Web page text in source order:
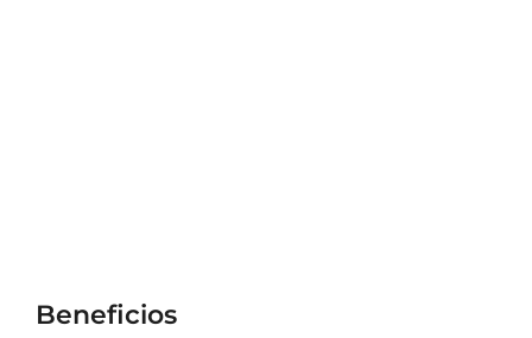
Beneficios